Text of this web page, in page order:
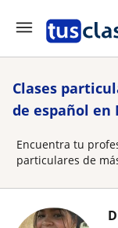
Clases
de español en
Encuentra tu
particulares de